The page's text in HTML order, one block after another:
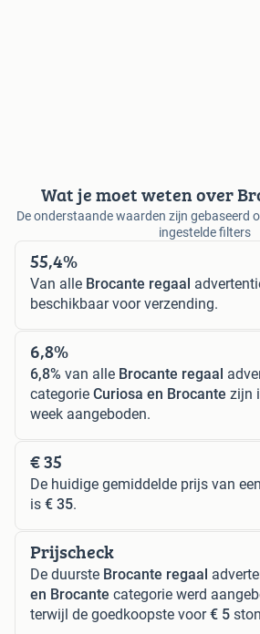
Wat je moet weten over
De onderstaande waarden zijn gebaseerd
ingestelde filters
55,4%
Van alle Brocante regaal
beschikbaar voor verzending.
6,8%
6,8% van alle Brocante regaal
categorie Curiosa en Brocante zijn
week aangeboden.
€ 35
De huidige gemiddelde prijs van een
is € 35.
Prijscheck
De duurste Brocante regaal
en Brocante categorie werd
terwijl de goedkoopste voor€ 5